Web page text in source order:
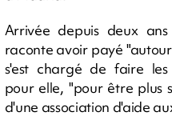
Arrivée depuis deux
raconte avoir payé
s'est chargé de faire les
pour elle, "pour être plus
d'une association d'aide